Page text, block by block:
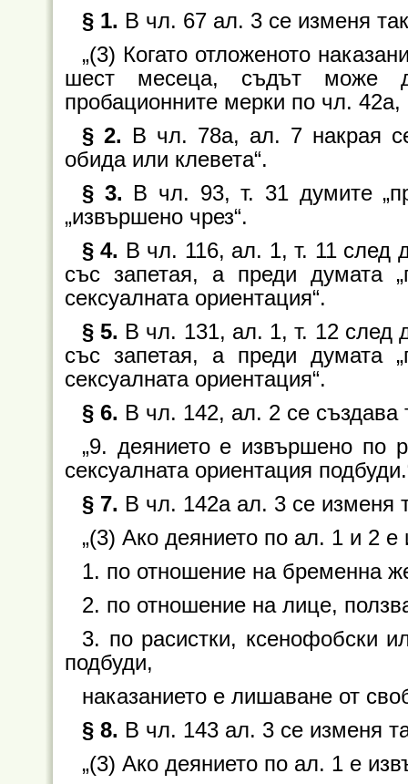
§ 1. В чл. 67 ал. 3 се изменя
„(3) Когато отложеното
шест месеца, съдът може
пробационните мерки по чл. 42а,
§ 2. В чл. 78а, ал. 7 накрая
обида или клевета“.
§ 3. В чл. 93, т. 31 думите
„извършено чрез“.
§ 4. В чл. 116, ал. 1, т. 11 след
със запетая, а преди думата
сексуалната ориентация“.
§ 5. В чл. 131, ал. 1, т. 12 след
със запетая, а преди думата
сексуалната ориентация“.
§ 6. В чл. 142, ал. 2 се създава
„9. деянието е извършено по
сексуалната ориентация
§ 7. В чл. 142а ал. 3 се изменя
„(3) Ако деянието по ал. 1 и 2
1. по отношение на бременна
2. по отношение на лице,
3. по расистки, ксенофобски
подбуди,
наказанието е лишаване от
§ 8. В чл. 143 ал. 3 се изменя
„(3) Ако деянието по ал. 1 е